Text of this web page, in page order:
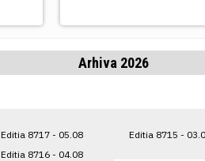
Arhiva 2026
Editia 8717 - 05.08
Editia 8716 - 04.08
Editia 8715 -